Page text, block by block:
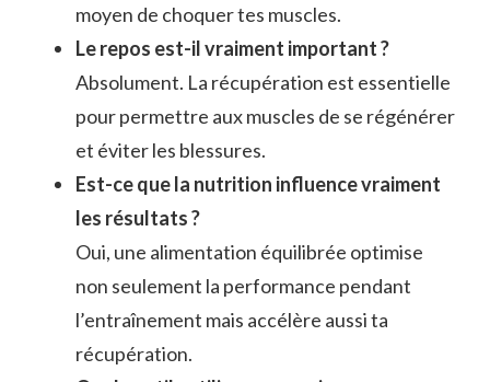
moyen de choquer tes muscles.
Le repos est-il vraiment important ?
Absolument. La récupération est essentielle
pour permettre aux muscles de se régénérer
et éviter les blessures.
Est-ce que la nutrition influence vraiment
les résultats ?
Oui, une alimentation équilibrée optimise
non seulement la performance pendant
l’entraînement mais accélère aussi ta
récupération.